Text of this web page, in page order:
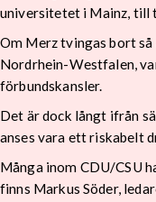
universitetet i Mainz, till
Om Merz tvingas bort
Nordrhein-Westfalen,
förbundskansler.
Det är dock långt ifrån
anses vara ett riskabelt
Många inom CDU/CSU
finns Markus Söder,